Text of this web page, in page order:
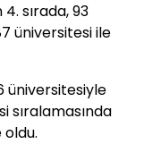
sırada, 93
üniversitesi ile
üniversitesiyle
sıralamasında